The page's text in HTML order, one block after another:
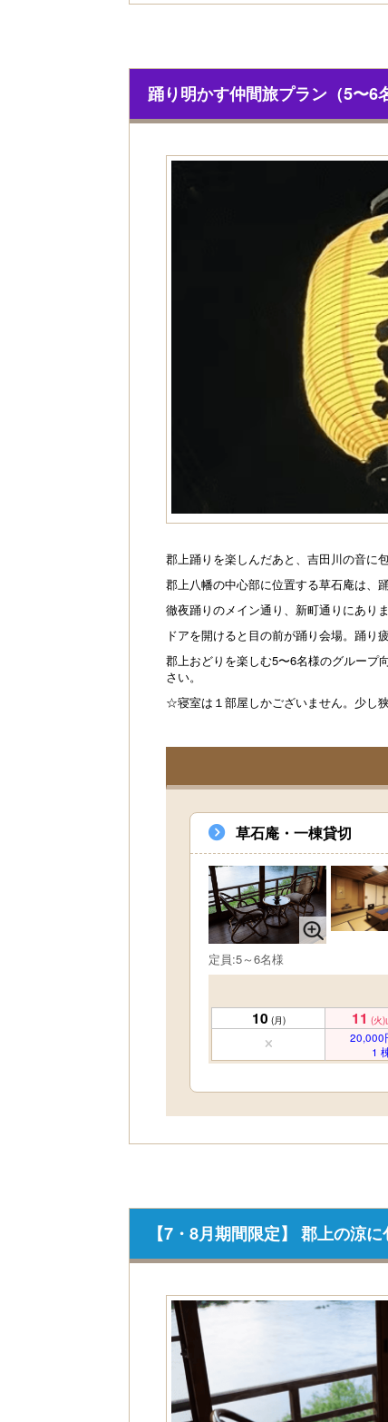
踊り明かす仲間旅プラン（5〜6
郡上踊りを楽しんだあと、吉田川の音に
郡上八幡の中心部に位置する草石庵は、
徹夜踊りのメイン通り、新町通りにありま
ドアを開けると目の前が踊り会場。踊り
郡上おどりを楽しむ5〜6名様のグループ
さい。
☆寝室は１部屋しかございません。少し狭
草石庵・一棟貸切
定員:5～6名様
10 (月) 11 (火)
20,000
1
【7・8月期間限定】 郡上の涼